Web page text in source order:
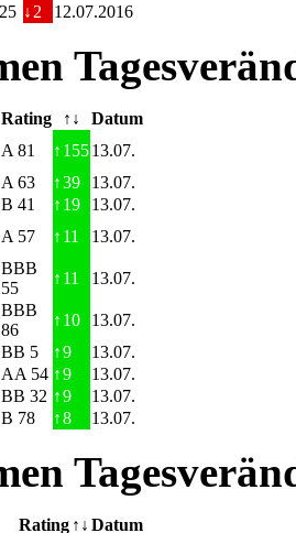
↓ 2 12.07.2016
Rating ↑↓
Datum
A 81 ↑ 15513.07.
A 63 ↑39
13.07.
B 41 ↑ 19
13.07.
A 57 ↑ 11 13.07.
BBB
55
↑ 11 13.07.
BBB
86
↑ 10
13.07.
BB 5 ↑9
13.07.
AA 54 ↑9
13.07.
BB 32 ↑9
13.07.
B 78 ↑8 13.07.
Rating ↑↓ Datum